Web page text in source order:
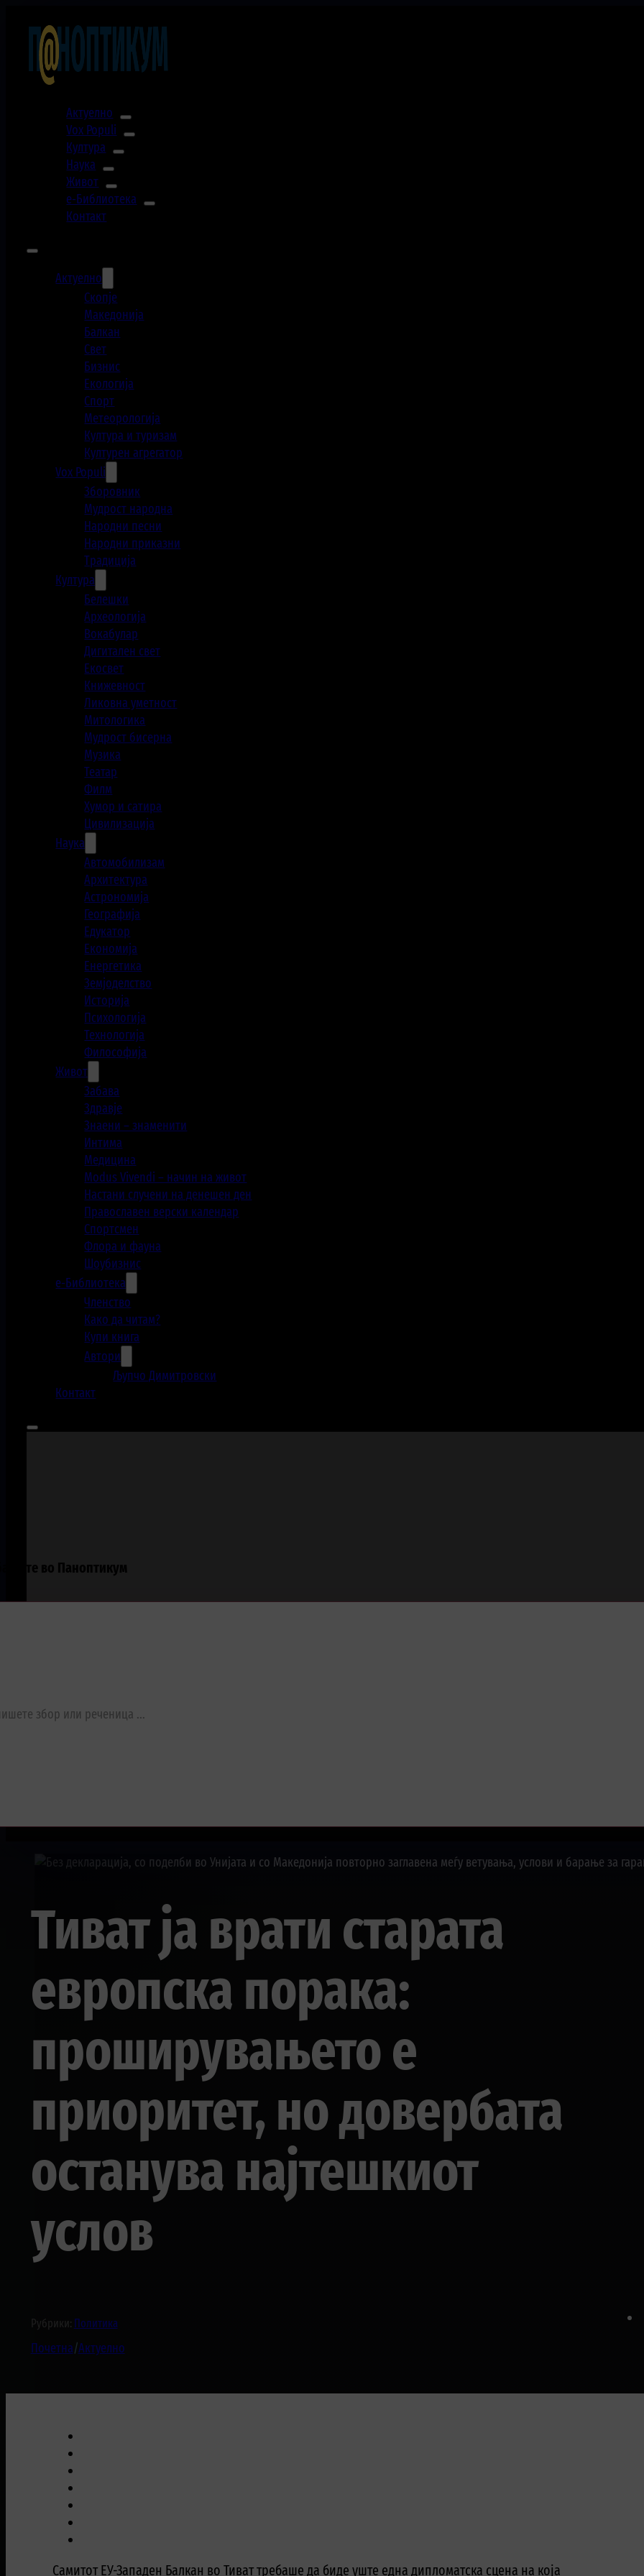
Актуелно
Vox Populi
Култура
Наука
Живот
е-Библиотека
Контакт
Актуелно
Скопје
Македонија
Балкан
Свет
Бизнис
Екологија
Спорт
Метеорологија
Култура и туризам
Културен агрегатор
Vox Populi
Зборовник
Мудрост народна
Народни песни
Народни приказни
Традиција
Култура
Белешки
Археологија
Вокабулар
Дигитален свет
Екосвет
Книжевност
Ликовна уметност
Митологика
Мудрост бисерна
Музика
Театар
Филм
Хумор и сатира
Цивилизација
Наука
Автомобилизам
Архитектура
Астрономија
Географија
Едукатор
Економија
Енергетика
Земјоделство
Историја
Психологија
Технологија
Философија
Живот
Забава
Здравје
Знаени – знаменити
Интима
Медицина
Modus Vivendi – начин на живот
Настани случени на денешен ден
Православен верски календар
Спортсмен
Флора и фауна
Шоубизнис
е-Библиотека
Членство
Како да читам?
Купи книга
Автори
Љупчо Димитровски
Контакт
во Паноптикум
Тиват ја врати старата
европска порака:
проширувањето е
приоритет, но довербата
останува најтешкиот
услов
Рубрики: Политика
Почетна/Актуелно
Самитот ЕУ-Западен Балкан во Тиват требаше да биде уште една дипломатска сцена на која